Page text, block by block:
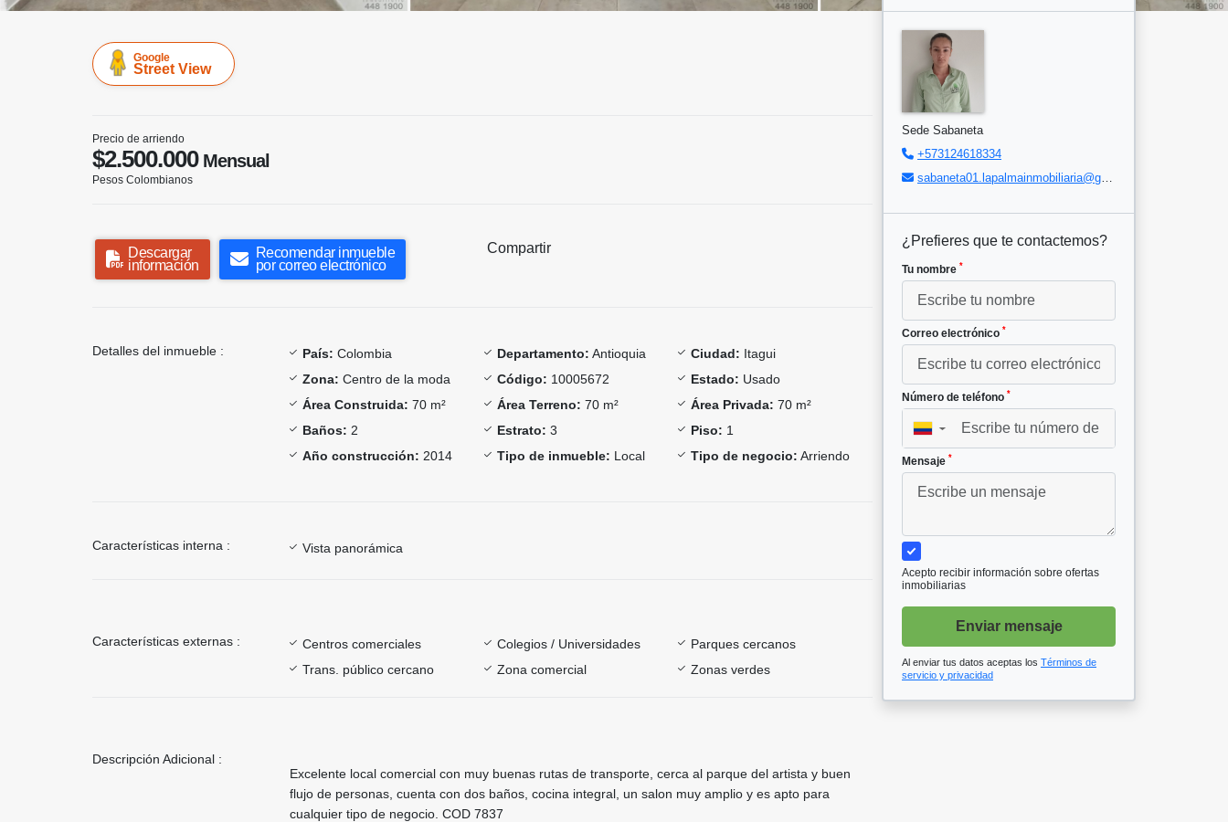
Google
Street View
Precio de arriendo
$2.500.000Mensual
Pesos Colombianos
Descargar
información
Recomendar inmueble
por correo electrónico
Compartir
Detalles del inmueble : País: Colombia Departamento: Antioquia Ciudad: Itagui
Zona: Centro de la moda Código: 10005672 Estado: Usado
Área Construida: 70 m² Área Terreno: 70 m² Área Privada: 70 m²
Baños: 2 Estrato: 3 Piso: 1
Año construcción: 2014 Tipo de inmueble: Local Tipo de negocio: Arriendo
Características interna : Vista panorámica
Características externas : Centros comerciales Colegios / Universidades
Parques cercanos
Trans. público cercano
Zona comercial Zonas verdes
Descripción Adicional :
Excelente local comercial con muy buenas rutas de transporte, cerca al parque del artista y buen
flujo de personas, cuenta con dos baños, cocina integral, un salon muy amplio y es apto para
cualquier tipo de negocio. COD 7837
Sede Sabaneta
+573124618334
sabaneta01.lapalmainmobiliaria@gmail.com
¿Prefieres que te contactemos?
Tu nombre *
Correo electrónico *
Número de teléfono *
▼
Mensaje *
Acepto recibir información sobre ofertas
inmobiliarias
Enviar mensaje
Al enviar tus datos aceptas los Términos de
servicio y privacidad